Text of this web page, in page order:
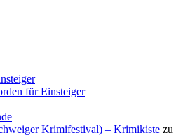
für Einsteiger
Krimifestival) – Krimikiste zu